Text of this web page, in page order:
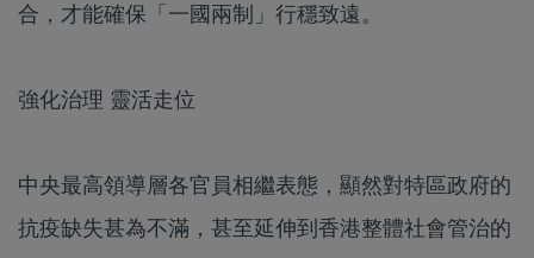
合，才能確保「一國兩制」行穩致遠。
強化治理 靈活走位
中央最高領導層各官員相繼表態，顯然對特區政府的
抗疫缺失甚為不滿，甚至延伸到香港整體社會管治的